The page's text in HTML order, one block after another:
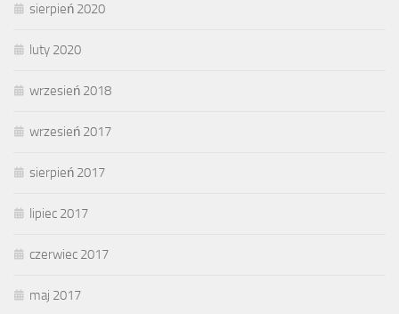
sierpień 2020
luty 2020
wrzesień 2018
wrzesień 2017
sierpień 2017
lipiec 2017
czerwiec 2017
maj 2017